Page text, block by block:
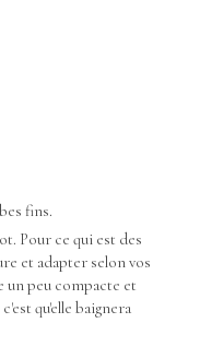
fins.
Pour ce qui est des
et adapter selon vos
un peu compacte et
qu'elle baignera